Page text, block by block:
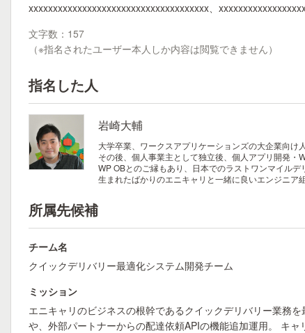
xxxxxxxxxxxxxxxxxxxxxxxxxxxxxxxxxxxxx、
文字数：157
（※指名されたユーザー本人しか内容は閲覧できません）
指名した人
岩崎大輔
大学卒業、ワークスアプリケーションズの大企業向け
その後、個人事業主として独立後、個人アプリ開発・
WP OBとのご縁もあり、日本でのラストワンマイル
生まれたばかりのエニキャリと一緒に良いエンジニア
所属先候補
チーム名
クイックデリバリー最適化システム開発チーム
ミッション
エニキャリのビジネスの根幹であるクイックデリバリー業務
や、外部パートナーからの配達依頼APIの機能追加運用。 キ